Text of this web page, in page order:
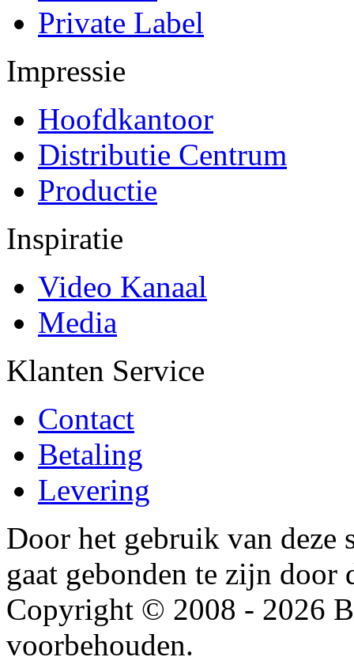
Private Label
Impressie
Hoofdkantoor
Distributie Centrum
Productie
Inspiratie
Video Kanaal
Media
Klanten Service
Contact
Betaling
Levering
Door het gebruik van deze
gaat gebonden te zijn door
Copyright © 2008 - 2026
voorbehouden.